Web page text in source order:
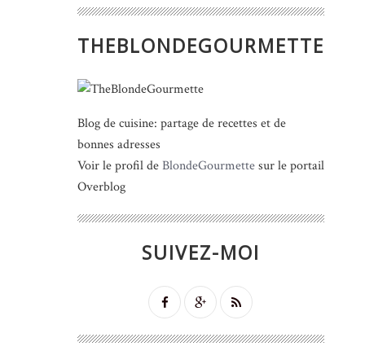
THEBLONDEGOURMETTE
Blog de cuisine: partage de recettes et de
bonnes adresses
Voir le profil deBlondeGourmettesur le portail
Overblog
SUIVEZ-MOI